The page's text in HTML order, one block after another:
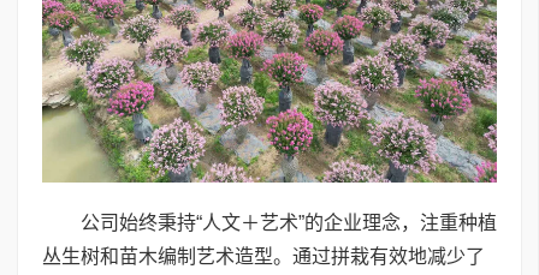
公司始终秉持“人文＋艺术”的企业理念，注重种植
丛生树和苗木编制艺术造型。通过拼栽有效地减少了